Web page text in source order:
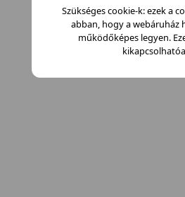
Szükséges cookie-k: ezek a
abban, hogy a webáruház
működőképes legyen.